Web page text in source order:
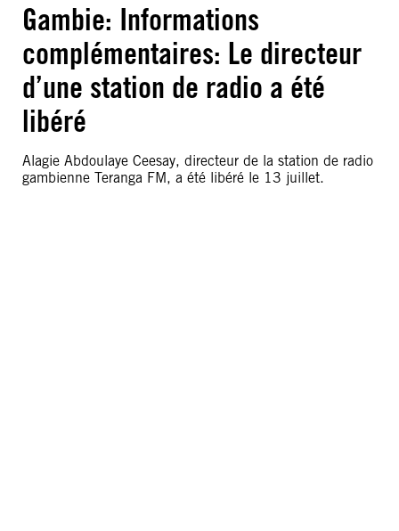
Gambie: Informations
complémentaires: Le directeur
d’une station de radio a été
libéré
Alagie Abdoulaye Ceesay, directeur de la station de radio
gambienne Teranga FM, a été libéré le 13 juillet.